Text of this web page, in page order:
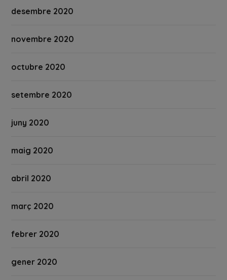
desembre 2020
novembre 2020
octubre 2020
setembre 2020
juny 2020
maig 2020
abril 2020
març 2020
febrer 2020
gener 2020